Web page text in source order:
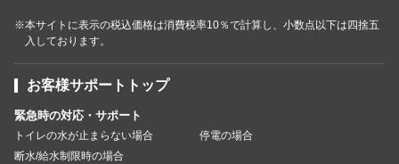
※本サイトに表示の税込価格は消費税率10％で計算し、小数点以下は四捨五
入しております。
お客様サポートトップ
緊急時の対応・サポート
トイレの水が止まらない場合
停電の場合
断水/給水制限時の場合